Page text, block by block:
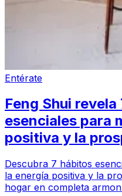
Entérate
Feng Shui
esenciales para
positiva y la
Descubra 7 hábitos
la energía positiva y la
hogar en completa